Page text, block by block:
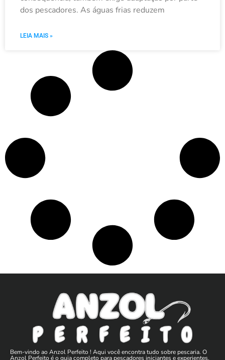
dos pescadores. As águas frias reduzem
LEIA MAIS »
Bem-vindo ao Anzol Perfeito ! Aqui você encontra tudo sobre pescaria. O
Anzol Perfeito é o guia completo para pescadores iniciantes e experientes.